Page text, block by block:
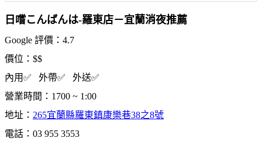
日嚐こんばんは-羅東店－宜蘭消夜推薦
Google 評價：4.7
價位：$$
內用✅ 外帶✅ 外送✅
營業時間：1700 ~ 1:00
地址： 265宜蘭縣羅東鎮康樂巷38之8號
電話：03 955 3553